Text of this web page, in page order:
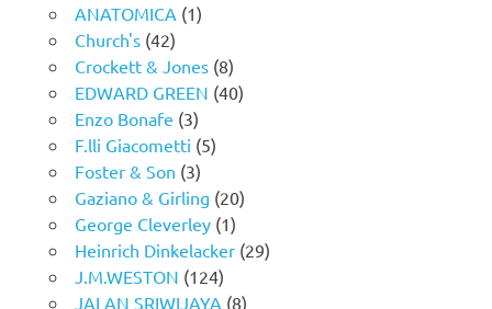
ANATOMICA (1)
Church's(42)
Crockett & Jones(8)
EDWARD GREEN (40)
Enzo Bonafe (3)
F.lli Giacometti (5)
Foster & Son (3)
Gaziano & Girling (20)
George Cleverley(1)
Heinrich Dinkelacker(29)
J.M.WESTON (124)
JALAN SRIWIJAYA (8)